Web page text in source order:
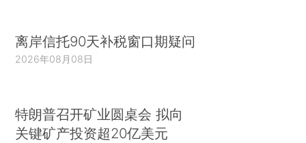
离岸信托90天补税窗口期疑问
2026年08月08日
特朗普召开矿业圆桌会 拟向
关键矿产投资超20亿美元